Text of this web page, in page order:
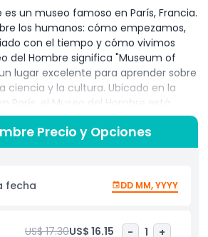
es un museo famoso en París, Francia.
los humanos: cómo empezamos,
con el tiempo y cómo vivimos
del Hombre significa "Museum of
lugar excelente para aprender sobre
ciencia y la cultura. Ubicado en la
París, el Museo del Hombre está
que ofrece una hermosa vista
personas visitan este museo para
hemos evolucionado durante
y arte de diferentes épocas y lugares.
divertidas e inteligentes que te
Hombre es perfecto para familias,
Precio y Opciones
fecha DD MM, YYYY
US$ 17.30US$ 16.15 - 1 +